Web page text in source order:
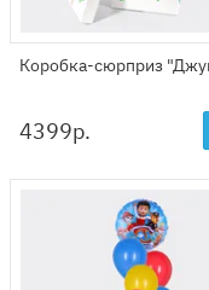
Коробка-сюрприз
4399р.